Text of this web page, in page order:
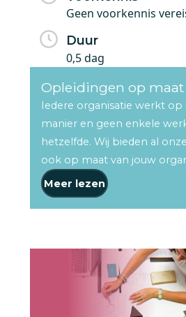
Geen voorkennis
Duur
0,5 dag
Opleidingen op maat
Iedere organisatie werkt op
manier en geen enkele
hetzelfde. Wij bieden al
ook op maat van jouw
Meer lezen